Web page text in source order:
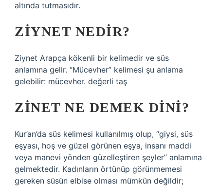
altında tutmasıdır.
ZIYNET NEDIR?
Ziynet Arapça kökenli bir kelimedir ve süs
anlamına gelir. “Mücevher” kelimesi şu anlama
gelebilir: mücevher. değerli taş
ZINET NE DEMEK DINI?
Kur’an’da süs kelimesi kullanılmış olup, “giysi, süs
eşyası, hoş ve güzel görünen eşya, insanı maddi
veya manevi yönden güzelleştiren şeyler” anlamına
gelmektedir. Kadınların örtünüp görünmemesi
gereken süsün elbise olması mümkün değildir;